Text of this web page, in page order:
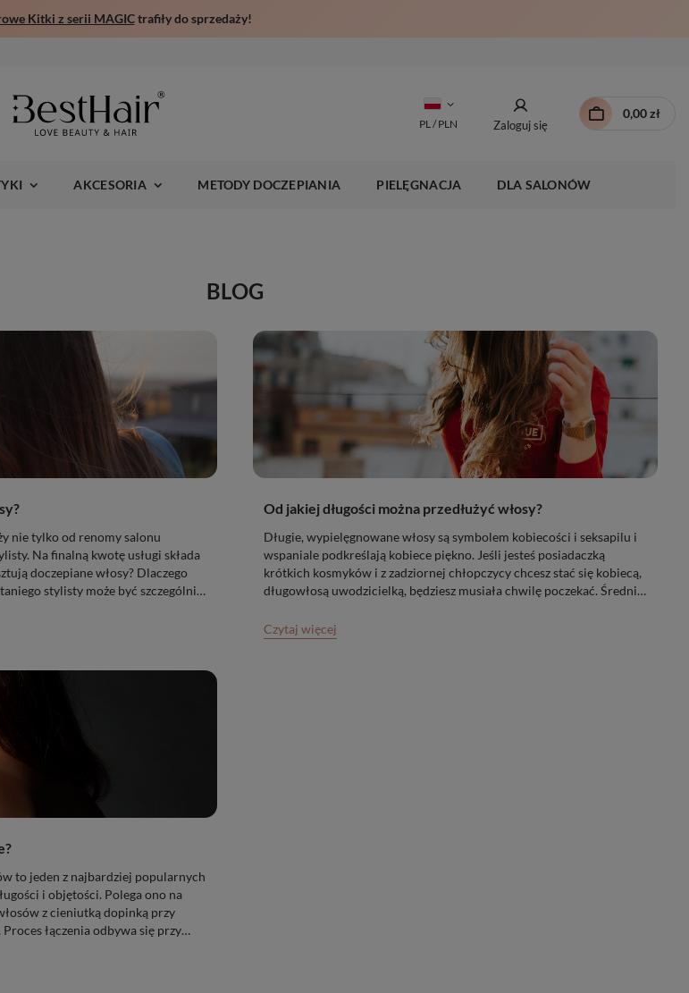
Kitki z serii MAGICtrafiły do sprzedaży!
PL / PLN Zaloguj się
0,00 zł
AKCESORIA METODY DOCZEPIANIA PIELĘGNACJA DLA SALONÓW
BLOG
nie tylko od renomy salonu
Na finalną kwotę usługi składa
doczepiane włosy? Dlaczego
stylisty może być szczególnie
Od jakiej długości można przedłużyć włosy?
Długie, wypielęgnowane włosy są symbolem kobiecości i seksapilu i
wspaniale podkreślają kobiece piękno. Jeśli jesteś posiadaczką
krótkich kosmyków i z zadziornej chłopczycy chcesz stać się kobiecą,
długowłosą uwodzicielką, będziesz musiała chwilę poczekać. Średnia
tempo można nieco przyspieszyć (np. stosując odpowiednie
kosmetyki czy suplementy), z pewnością nie będzie ono
Czytaj więcej
to jeden z najbardziej popularnych
i objętości. Polega ono na
z cieniutką dopinką przy
łączenia odbywa się przy
wyglądają pięknie nawet przez